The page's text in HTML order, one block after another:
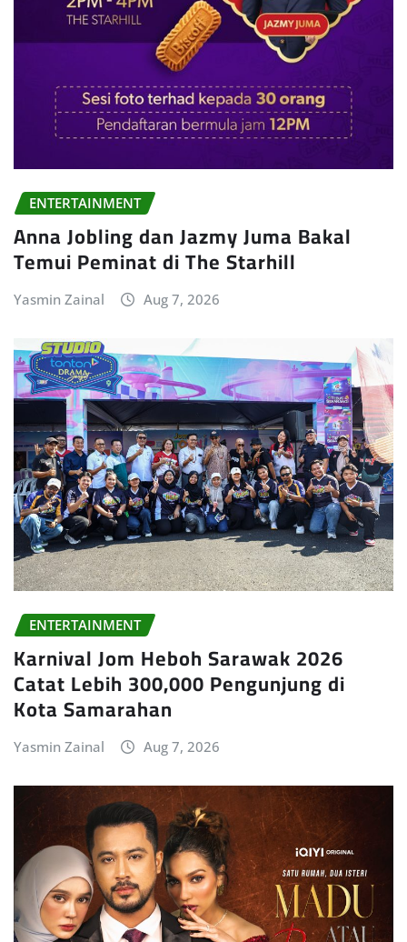
ENTERTAINMENT
Anna Jobling dan Jazmy Juma Bakal
Temui Peminat di The Starhill
Yasmin Zainal Aug 7, 2026
ENTERTAINMENT
Karnival Jom Heboh Sarawak 2026
Catat Lebih 300,000 Pengunjung di
Kota Samarahan
Yasmin Zainal Aug 7, 2026